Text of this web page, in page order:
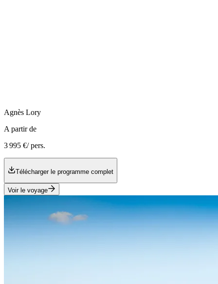
Agnès Lory
A partir de
3 995 €/ pers.
Télécharger le programme complet
Voir le voyage